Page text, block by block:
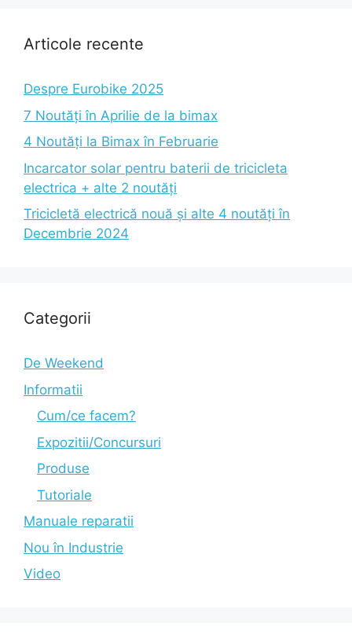
Articole recente
Despre Eurobike 2025
7 Noutăți în Aprilie de la bimax
4 Noutăți la Bimax în Februarie
Incarcator solar pentru baterii de tricicleta
electrica + alte 2 noutăți
Tricicletă electrică nouă și alte 4 noutăți în
Decembrie 2024
Categorii
De Weekend
Informatii
Cum/ce facem?
Expozitii/Concursuri
Produse
Tutoriale
Manuale reparatii
Nou în Industrie
Video